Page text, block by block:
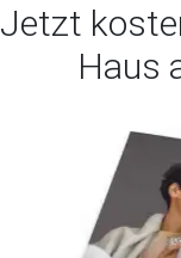
Jetzt
Haus